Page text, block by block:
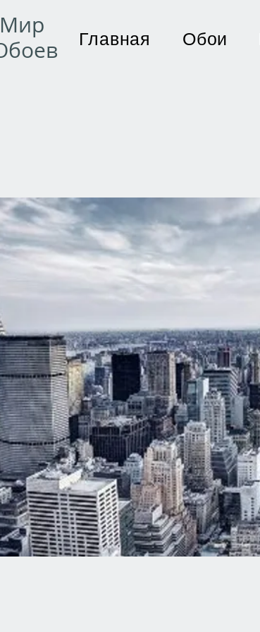
Мир
Главная Обои